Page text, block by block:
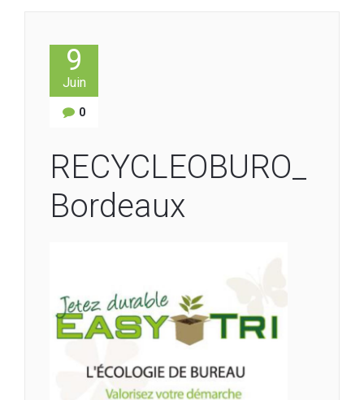
9
Juin
0
RECYCLEOBURO_
Bordeaux